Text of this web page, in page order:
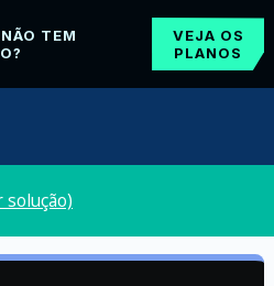
TEM
VEJA OS
PLANOS
solução)